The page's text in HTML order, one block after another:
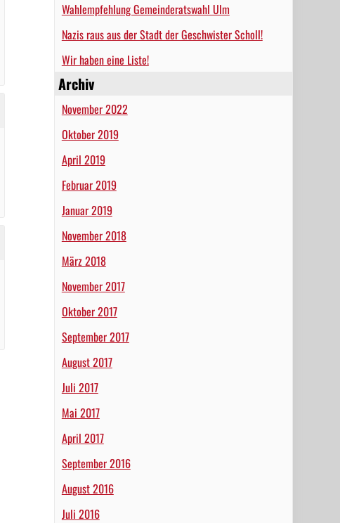
Wahlempfehlung Gemeinderatswahl Ulm
Nazis raus aus der Stadt der Geschwister Scholl!
Wir haben eine Liste!
Archiv
November 2022
Oktober 2019
April 2019
Februar 2019
Januar 2019
November 2018
März 2018
November 2017
Oktober 2017
September 2017
August 2017
Juli 2017
Mai 2017
April 2017
September 2016
August 2016
Juli 2016